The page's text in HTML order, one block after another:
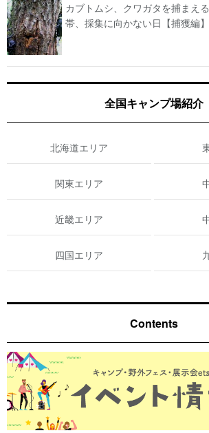
カブトムシ、クワガタを捕まえ
帯、採集に向かない日【捕獲編】
全国キャンプ場紹介
北海道エリア
関東エリア
近畿エリア
四国エリア
Contents